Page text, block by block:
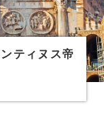
ティヌス帝